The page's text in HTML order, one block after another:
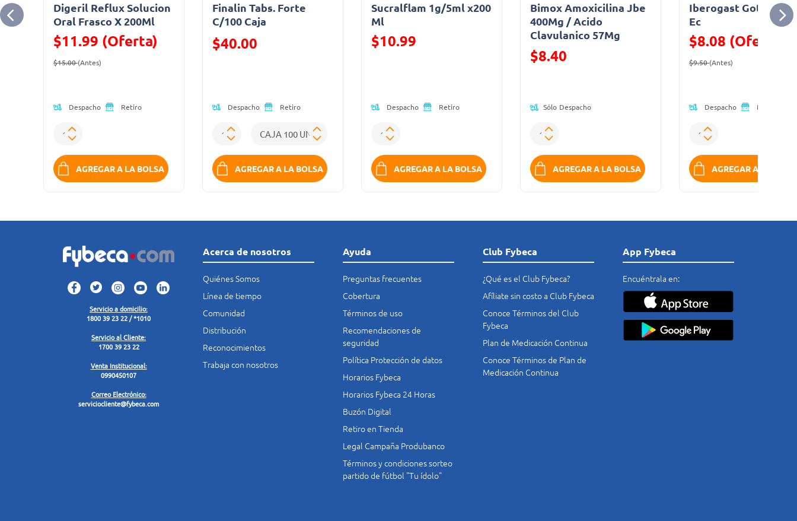
Digeril Reflux Solucion
Oral Frasco X 200Ml
$11.99 (Oferta)
Precio reducido de
$15.00(Antes)
Despacho Retiro
AGREGAR A LA BOLSA
Finalin Tabs. Forte
C/100 Caja
Precio reducido de
$40.00
Despacho Retiro
AGREGAR A LA BOLSA
Sucralflam 1g/5ml x200
Ml
$10.99
Despacho Retiro
AGREGAR A LA BOLSA
Bimox Amoxicilina Jbe
400Mg / Acido
Clavulanico 57Mg
Precio reducido de
$8.40
Sólo Despacho
AGREGAR A LA BOLSA
Iberogast Gotas
Ec
$8.08 (Oferta)
Precio reducido de
$9.50(Antes)
Despacho Retiro
AGREGAR A LA
Servicio a domicilio:
1800 39 23 22 / *1010
Servicio al Cliente:
1700 39 23 22
Venta Institucional:
0990450107
Correo Electrónico:
serviciocliente@fybeca.com
Acerca de nosotros
Quiénes Somos
Línea de tiempo
Comunidad
Distribución
Reconocimientos
Trabaja con nosotros
Ayuda
Preguntas frecuentes
Cobertura
Términos de uso
Recomendaciones de
seguridad
Política Protección de datos
Horarios Fybeca
Horarios Fybeca 24 Horas
Buzón Digital
Retiro en Tienda
Legal Campaña Produbanco
Términos y condiciones sorteo
partido de fútbol "Tu ídolo"
Club Fybeca
¿Qué es el Club Fybeca?
Afíliate sin costo a Club Fybeca
Conoce Términos del Club
Fybeca
Plan de Medicación Continua
Conoce Términos de Plan de
Medicación Continua
App Fybeca
Encuéntrala en: